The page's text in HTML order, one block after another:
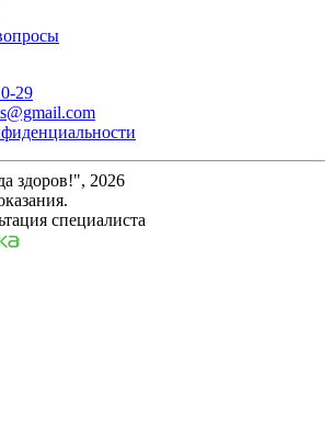
29
здоров!", 2026
специалиста